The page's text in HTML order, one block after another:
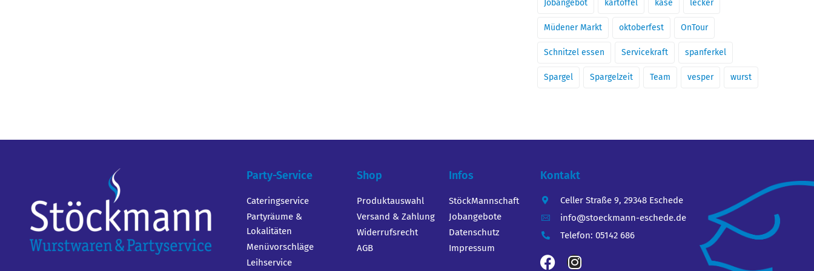
Jobangebot kartoffel käse lecker
Müdener Markt oktoberfest OnTour
Schnitzel essen Servicekraft spanferkel
Spargel Spargelzeit Team vesper wurst
Party-Service
Cateringservice
Partyräume &
Lokalitäten
Menüvorschläge
Leihservice
Shop
Produktauswahl
Versand & Zahlung
Widerrufsrecht
AGB
Infos
StöckMannschaft
Jobangebote
Datenschutz
Impressum
Kontakt
Celler Straße 9, 29348 Eschede
info@stoeckmann-eschede.de
Telefon: 05142 686